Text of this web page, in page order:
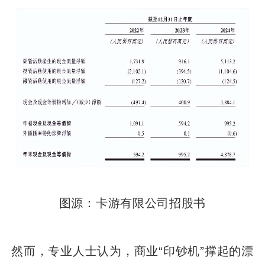
图源：卡游有限公司招股书
然而，专业人士认为，商业“印钞机”撑起的漂